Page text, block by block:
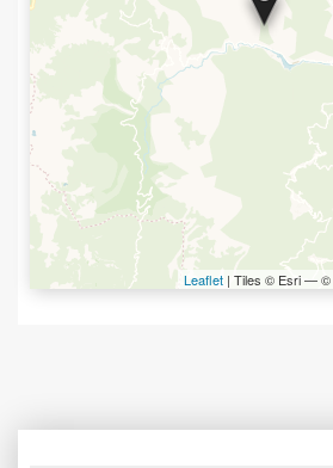
Leaflet | Tiles © Esri — ©